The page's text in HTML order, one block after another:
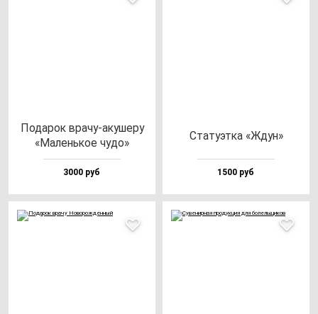
Пода­рок вра­чу-аку­ше­ру
«Малень­кое чу­до»
3000 руб
Ста­ту­эт­ка «Ждун»
1500 руб